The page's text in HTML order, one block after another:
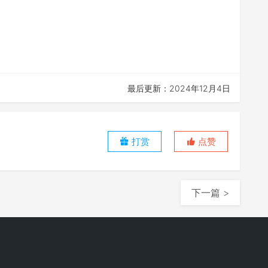
最后更新：2024年12月4日
打赏 点赞
下一篇 >